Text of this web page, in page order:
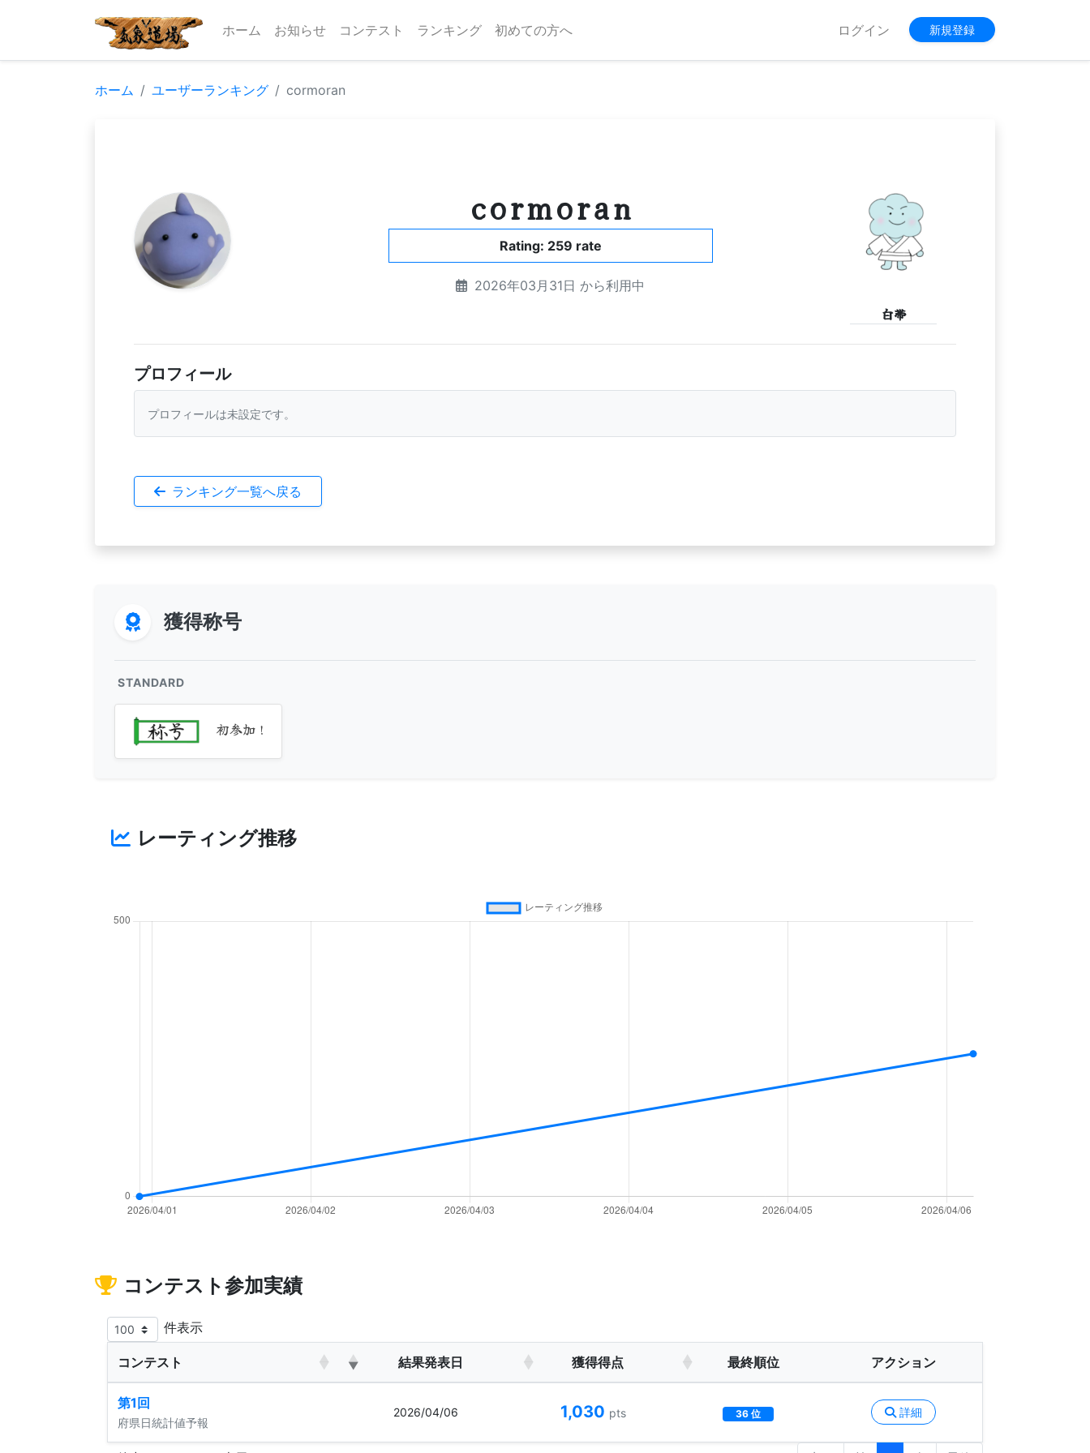
ホーム お知らせ コンテスト ランキング 初めての方へ ログイン 新規登録
ホーム ユーザーランキング cormoran
cormoran
Rating: 259 rate
2026年03月31日 から利用中
白帯
プロフィール
プロフィールは未設定です。
ランキング一覧へ戻る
獲得称号
STANDARD
初参加！
レーティング推移
コンテスト参加実績
件表示
コンテスト 結果発表日 獲得得点 最終順位 アクション
第1回
府県日統計値予報
2026/04/06 1,030 pts 36 位 詳細